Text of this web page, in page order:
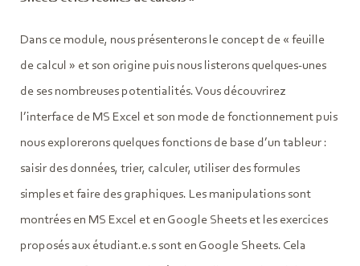
Dans ce module, nous présenterons le concept de « feuille
de calcul » et son origine puis nous listerons quelques-unes
de ses nombreuses potentialités. Vous découvrirez
l’interface de MS Excel et son mode de fonctionnement puis
nous explorerons quelques fonctions de base d’un tableur :
saisir des données, trier, calculer, utiliser des formules
simples et faire des graphiques. Les manipulations sont
montrées en MS Excel et en Google Sheets et les exercices
proposés aux étudiant.e.s sont en Google Sheets. Cela